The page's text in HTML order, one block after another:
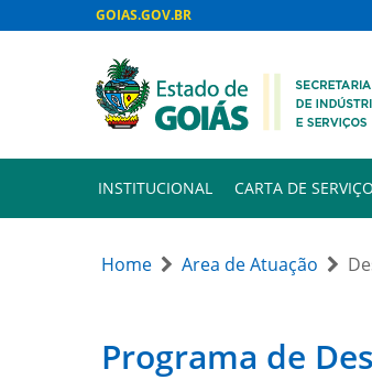
GOIAS.GOV.BR
INSTITUCIONAL CARTA DE
Home Area de Atuação
Programa de